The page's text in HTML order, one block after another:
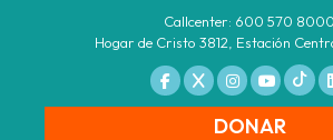
Callcenter: 600 570 8000
Hogar de Cristo 3812, Estación
DONAR